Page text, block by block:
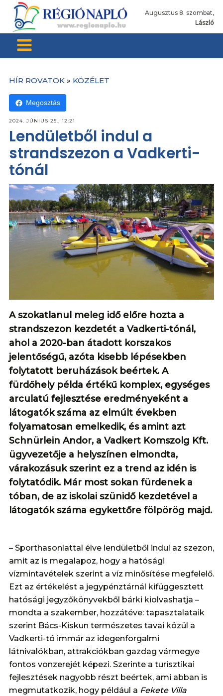
Augusztus 8. szombat,
László
HÍR ROVATOK » KÖZÉLET
Megosztás
2024. JÚNIUS 25., 12:21
Lendületből indul a
strandszezon a Vadkerti-
tónál
A szokatlanul meleg idő előre hozta a
strandszezon kezdetét a Vadkerti-tónál,
ahol a 2020-ban átadott korszakos
jelentőségű, azóta kisebb lépésekben
folytatott beruházások beértek. A
fürdőhely példa értékű komplex, egységes
arculatú fejlesztése eredményeként a
látogatók száma az elmúlt években
folyamatosan emelkedik, és amint azt
Schnürlein Andor, a Vadkert Komszolg Kft.
ügyvezetője a helyszínen elmondta,
várakozásuk szerint ez a trend az idén is
folytatódik. Már most sokan fürdenek a
tóban, de az iskolai szünidő kezdetével a
látogatók száma egykettőre fölpörög majd.
– Sporthasonlattal élve lendületből indul az szezon,
amit az is megalapoz, hogy a hatósági
vízmintavételek szerint a víz minősítése megfelelő.
Ezt az értékelést a jegypénztárnál kifüggesztett
hatósági jegyzőkönyvekből bárki kiolvashatja –
mondta a szakember, hozzátéve: tapasztalataik
szerint Bács-Kiskun természetes tavai közül a
Vadkerti-tó immár az idegenforgalmi
látnivalókban, attrakciókban gazdag vármegye
fontos vonzerejét képezi. Szerinte a turisztikai
fejlesztések nagyobb részt beértek, ami abban is
megmutatkozik, hogy például a Fekete Villa